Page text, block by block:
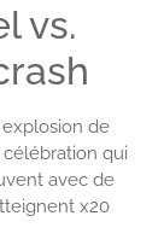
vs.
explosion de
qui
avec de
x20